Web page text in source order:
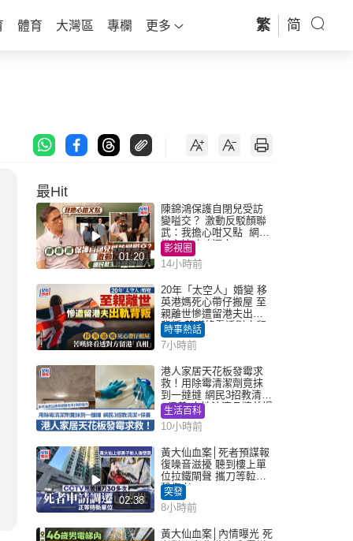
體育 大灣區 專欄 更多 繁 简
最Hit
01:20
陳錦鴻保護自閉兒受訪
變嗌交？ 激動反駁顏聯
武：我擔心咁又點 網民
批主持咄咄逼人
影視圈
14小時前
20年「太空人」婚變 移
英港媽死心帶仔搬屋 至
親離世慘遭留港夫出軌
背叛 苦嘆終看透對方留
港「真相」｜Juicy叮
時事熱話
7小時前
港人家居天花板發霉求
救！用除霉清潔劑竟抹
到一撻撻 網民3招教清潔
+保養 本地油漆品牌曾提
醒勿用1物防變色
生活百科
10小時前
02:38
黃大仙血案│死者預謀報
復噪音滋擾 聽到樓上單
位拉鐵閘聲 攜刀等𨋢伏
擊傷者
突發
8小時前
黃大仙血案│內情曝光 死